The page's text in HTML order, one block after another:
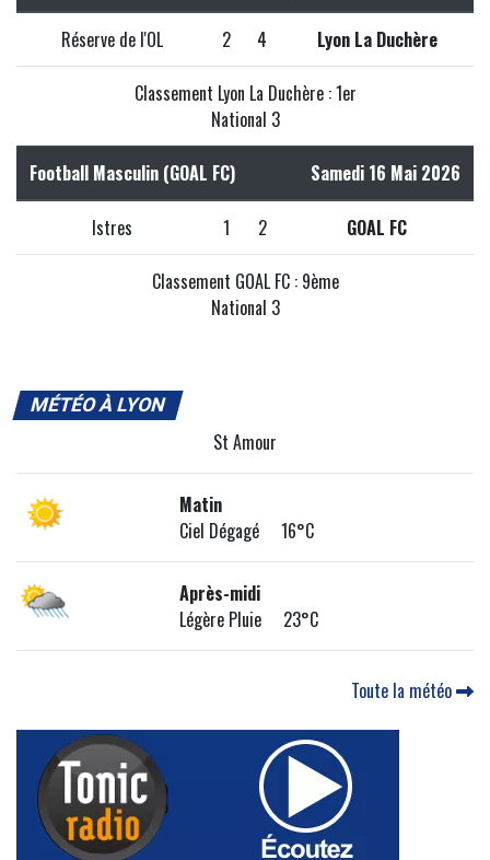
Réserve de l'OL 2 4 Lyon La Duchère
Classement Lyon La Duchère : 1er
National 3
Football Masculin (GOAL FC) Samedi 16 Mai 2026
Istres 1 2 GOAL FC
Classement GOAL FC : 9ème
National 3
MÉTÉO À LYON
St Amour
Matin
Ciel Dégagé 16°C
Après-midi
Légère Pluie 23°C
Toute la météo